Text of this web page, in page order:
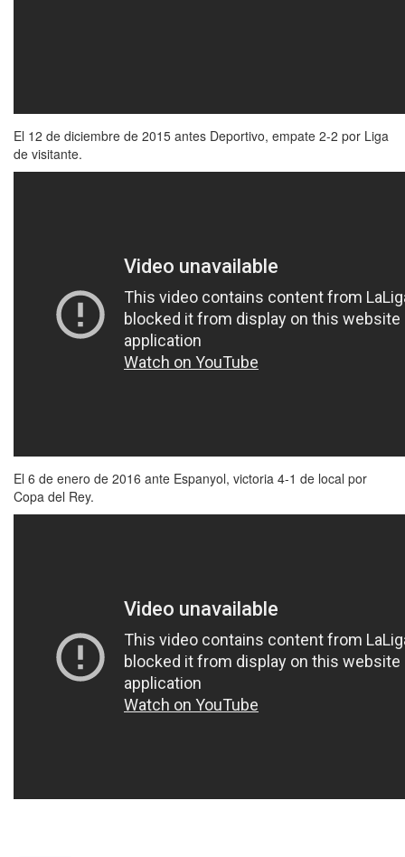
El 12 de diciembre de 2015 antes Deportivo, empate 2-2 por Liga
de visitante.
El 6 de enero de 2016 ante Espanyol, victoria 4-1 de local por
Copa del Rey.